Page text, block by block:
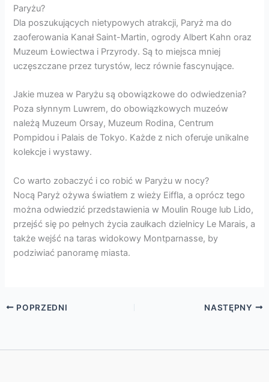
Paryżu?
Dla poszukujących nietypowych atrakcji, Paryż ma do
zaoferowania Kanał Saint-Martin, ogrody Albert Kahn oraz
Muzeum Łowiectwa i Przyrody. Są to miejsca mniej
uczęszczane przez turystów, lecz równie fascynujące.
Jakie muzea w Paryżu są obowiązkowe do odwiedzenia?
Poza słynnym Luwrem, do obowiązkowych muzeów
należą Muzeum Orsay, Muzeum Rodina, Centrum
Pompidou i Palais de Tokyo. Każde z nich oferuje unikalne
kolekcje i wystawy.
Co warto zobaczyć i co robić w Paryżu w nocy?
Nocą Paryż ożywa światłem z wieży Eiffla, a oprócz tego
można odwiedzić przedstawienia w Moulin Rouge lub Lido,
przejść się po pełnych życia zaułkach dzielnicy Le Marais, a
także wejść na taras widokowy Montparnasse, by
podziwiać panoramę miasta.
POPRZEDNI NASTĘPNY